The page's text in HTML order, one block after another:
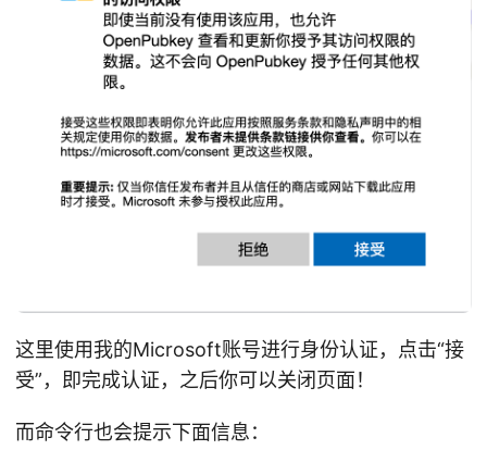
这里使用我的Microsoft账号进行身份认证，点击“接
受”，即完成认证，之后你可以关闭页面！
而命令行也会提示下面信息：